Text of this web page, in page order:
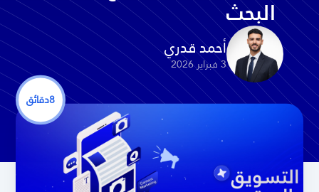
البحث
أحمد قدري
3 فبراير 2026
8دقائق